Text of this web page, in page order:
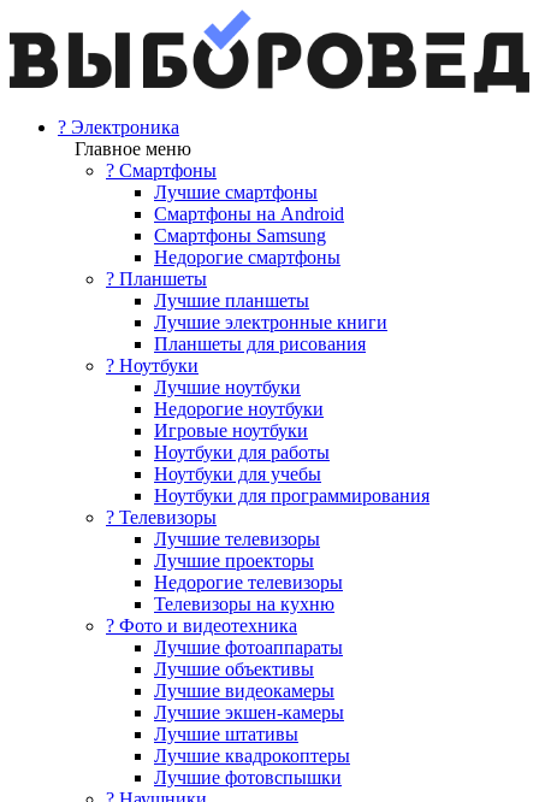
? Электроника
Главное меню
? Смартфоны
Лучшие смартфоны
Смартфоны на Android
Смартфоны Samsung
Недорогие смартфоны
? Планшеты
Лучшие планшеты
Лучшие электронные книги
Планшеты для рисования
? Ноутбуки
Лучшие ноутбуки
Недорогие ноутбуки
Игровые ноутбуки
Ноутбуки для работы
Ноутбуки для учебы
Ноутбуки для программирования
? Телевизоры
Лучшие телевизоры
Лучшие проекторы
Недорогие телевизоры
Телевизоры на кухню
? Фото и видеотехника
Лучшие фотоаппараты
Лучшие объективы
Лучшие видеокамеры
Лучшие экшен-камеры
Лучшие штативы
Лучшие квадрокоптеры
Лучшие фотовспышки